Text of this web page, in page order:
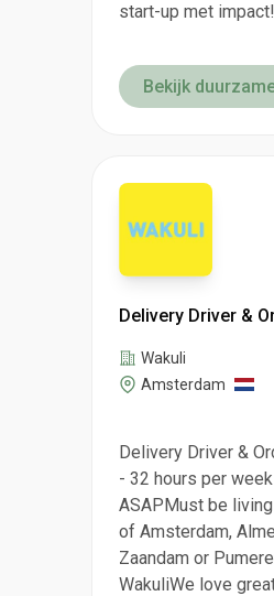
start-up met impact!
Bekijk
Delivery Driver &
Wakuli
Amsterdam
Delivery Driver &
- 32 hours per
ASAPMust be
of Amsterdam,
Zaandam or
WakuliWe love